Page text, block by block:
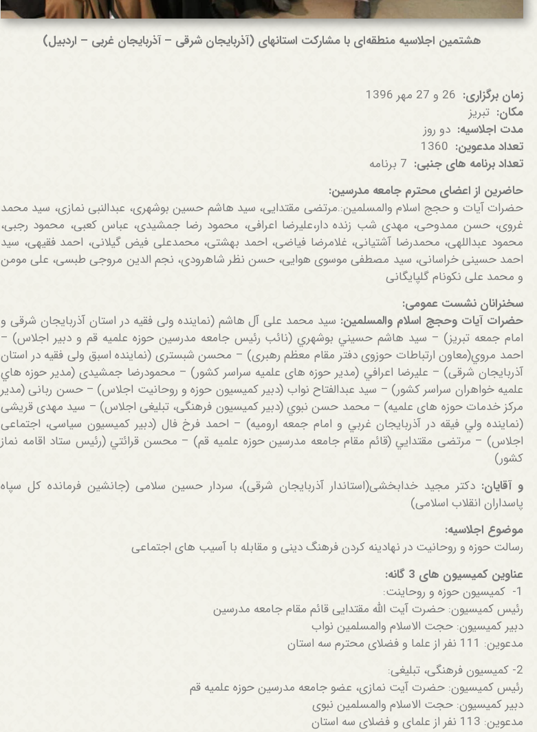
هشتمین اجلاسیه منطقه‌ای با مشارکت استانهای (آذربایجان شرقی – آذربایجان غربی – اردبیل)
زمان برگزاری:
مکان: تبریز
مدت اجلاسیه: دو روز
تعداد مدعوین: 1360
تعداد برنامه های جنبی:
حاضرین از اعضای محترم جامعه مدرسین:
حضرات آیات و حجج اسلام والمسلمین:.مرتضی مقتدایی، سید هاشم حسین بوشهری، عبدالنبی نمازی، سید محمد
غروی، حسن ممدوحی، مهدی شب زنده دار،علیرضا اعرافی، محمود رضا جمشیدی، عباس کعبی، محمود رجبی،
محمود عبداللهی، محمدرضا آشتیانی، غلامرضا فیاضی، احمد بهشتی، محمدعلی فیض گیلانی، احمد فقیهی، سید
احمد حسینی خراسانی، سید مصطفی موسوی هوایی، حسن نظر شاهرودی، نجم الدین مروجی طبسی، علی مومن
و محمد علی نکونام گلپایگانی
سخنرانان نشست عمومی:
حضرات آیات وحجج اسلام والمسلمین: سید محمد علی آل هاشم (نماینده ولی فقیه در استان آذربایجان شرقی و
امام جمعه تبریز) – سید هاشم حسيني بوشهري (نائب رئیس جامعه مدرسین حوزه علمیه قم و دبیر اجلاس) –
احمد مروي‎(معاون ارتباطات حوزوی دفتر مقام معظم رهبری) – محسن شبستری (نماینده اسبق ولی فقیه در استان
آذربایجان شرقی) – علیرضا اعرافي‎ (مدیر حوزه های علمیه سراسر کشور) – محمودرضا جمشیدی (مدير حوزه هاي
علميه خواهران سراسر کشور) – سید عبدالفتاح نواب (دبیر کمیسیون حوزه و روحانیت اجلاس) – حسن ربانی (مدیر
مرکز خدمات حوزه های علمیه) – محمد حسن نبوي‎ (دبیر کمیسیون فرهنگی، تبلیغی اجلاس) – سید مهدی قریشی
(نماينده ولي فيقه در آذربايجان غربي و امام جمعه ارومیه) – احمد فرخ فال (دبیر کمیسیون سیاسی، اجتماعی
اجلاس) – مرتضی مقتدايي (قائم مقام جامعه مدرسین حوزه علمیه قم) – محسن قرائتي (رئیس ستاد اقامه نماز
کشور)
و آقایان: دکتر مجید خدابخشی(استاندار آذربایجان شرقی)، سردار حسین سلامی (جانشین فرمانده کل سپاه
پاسداران انقلاب اسلامی)
موضوع اجلاسیه:
رسالت حوزه و روحانیت در نهادینه کردن فرهنگ دینی و مقابله با آسیب های اجتماعی
عناوین کمیسیون های 3 گانه:
1- کمیسیون حوزه و روحاینت:
رئیس کمیسیون: حضرت آیت الله مقتدایی قائم مقام جامعه مدرسین
دبیر کمیسیون: حجت الاسلام والمسلمین نواب
مدعوین: 111 نفر از علما و فضلای محترم سه استان
2- کمیسیون فرهنگی، تبلیغی:
رئیس کمیسیون: حضرت آیت نمازی، عضو جامعه مدرسین حوزه علمیه قم
دبیر کمیسیون: حجت الاسلام والمسلمین نبوی
مدعوین: 113 نفر از علمای و فضلای سه استان